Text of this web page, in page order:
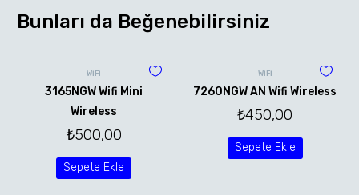
Bunları da Beğenebilirsiniz
WİFİ
3165NGW Wifi Mini
Wireless
₺500,00
Sepete Ekle
WİFİ
7260NGW AN Wifi Wireless
₺450,00
Sepete Ekle